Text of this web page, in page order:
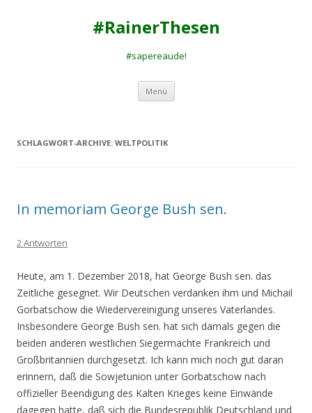
#RainerThesen
#sapereaude!
Menü Zum
springen
SCHLAGWORT-ARCHIVE: WELTPOLITIK
In memoriam George Bush sen.
2 Antworten
Heute, am 1. Dezember 2018, hat George Bush sen. das
Zeitliche gesegnet. Wir Deutschen verdanken ihm und Michail
Gorbatschow die Wiedervereinigung unseres Vaterlandes.
Insbesondere George Bush sen. hat sich damals gegen die
beiden anderen westlichen Siegermächte Frankreich und
Großbritannien durchgesetzt. Ich kann mich noch gut daran
erinnern, daß die Sowjetunion unter Gorbatschow nach
offizieller Beendigung des Kalten Krieges keine Einwände
dagegen hatte, daß sich die Bundesrepublik Deutschland und